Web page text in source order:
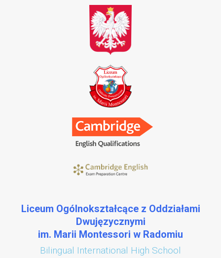
Liceum Ogólnokształcące z Oddziałami
Dwujęzycznymi
im. Marii Montessori w Radomiu
Bilingual International High School